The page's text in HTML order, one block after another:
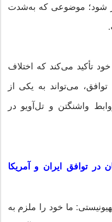
شود؛ موضوعی که به‌شدت
تأکید می‌کند که اختلاف
می‌تواند به یکی از
واشنگتن و تل‌آویو در
در توافق ایران و آمریکا
ما خود را ملزم به